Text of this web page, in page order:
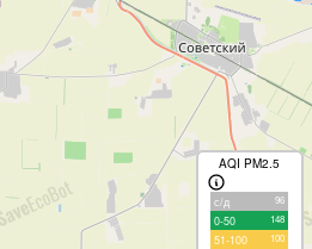
AQI PM2.5
с/д 96
0-50 148
51-100 100